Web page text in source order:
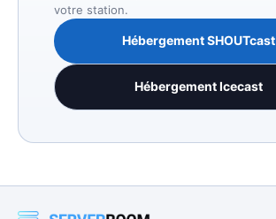
votre station.
Hébergement SHOUTcast
Hébergement Icecast